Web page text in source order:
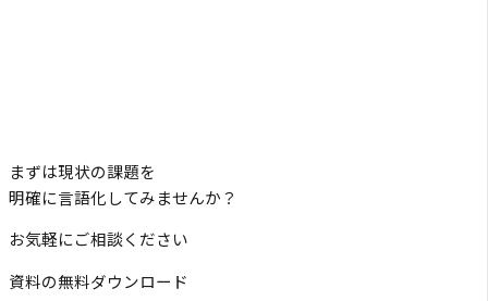
まずは現状の課題を
明確に言語化してみませんか？
お気軽にご相談ください
資料の無料ダウンロード